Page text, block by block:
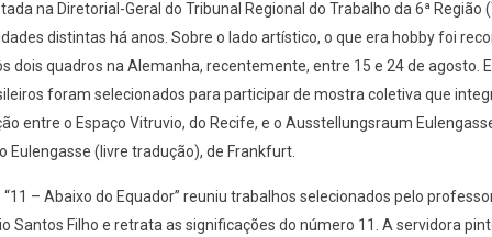
na Diretorial-Geral do Tribunal Regional do Trabalho da 6ª Região
distintas há anos. Sobre o lado artístico, o que era hobby foi
dois quadros na Alemanha, recentemente, entre 15 e 24 de agosto.
foram selecionados para participar de mostra coletiva que
entre o Espaço Vitruvio, do Recife, e o Ausstellungsraum
Eulengasse (livre tradução), de Frankfurt.
– Abaixo do Equador” reuniu trabalhos selecionados pelo
Santos Filho e retrata as significações do número 11. A servidora